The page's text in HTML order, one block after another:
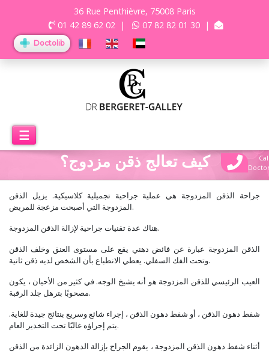
36 Rue Penthièvre, 75008 Paris
01 42 89 62 02 | 07 82 82 01 30 |
Doctolib
☰
كيف تعالج ذقن مزدوج؟
جراحة الذقن المزدوجة هي عملية جراحية تجميلية كلاسيكية. يزيل الذقن
المزدوجة التي أصبحت مزعجة للمريض.
هناك عدة تقنيات جراحية لإزالة الذقن المزدوجة.
الذقن المزدوجة عبارة عن فائض دهني يقع على مستوى العنق وخلف الذقن
وتحت الفك السفلي. يعطي الانطباع بأن الشخص لديه ذقن ثانية.
العيب الرئيسي للذقن المزدوجة هو أنه يشيخ الوجه. في كثير من الأحيان ، يكون
مصحوبًا بترهل جلد الرقبة.
شفط دهون الذقن ، أو شفط دهون الذقن ، إجراء شائع وسريع بنتائج جيدة للغاية.
يتم إجراؤه غالبًا تحت التخدير العام.
أثناء شفط دهون الذقن المزدوجة ، يقوم الجراح بإزالة الدهون الزائدة من الذقن